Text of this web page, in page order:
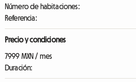
Número de habitaciones:
Referencia:
Precio y condiciones
7999 MXN / mes
Duración: